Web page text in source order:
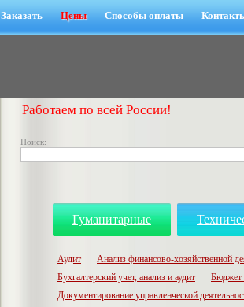
Заказать Цены Способы оплаты
Работаем по всей России!
Поиск:
Гуманитарные
Аудит Анализ финансово-хозяйственной
Бухгалтерский учет, анализ и аудит
Бюджет
Документирование управленческой